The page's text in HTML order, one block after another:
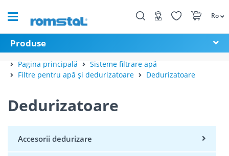
Ro
Produse
Pagina principală
Sisteme filtrare apă
Filtre pentru apă și dedurizatoare
Dedurizatoare
Dedurizatoare
Accesorii dedurizare